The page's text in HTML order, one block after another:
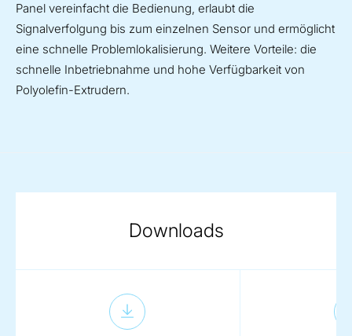
Panel vereinfacht die Bedienung, erlaubt die
Signalverfolgung bis zum einzelnen Sensor und ermöglicht
eine schnelle Problemlokalisierung. Weitere Vorteile: die
schnelle Inbetriebnahme und hohe Verfügbarkeit von
Polyolefin-Extrudern.
Downloads